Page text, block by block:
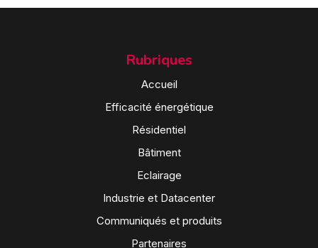
Rubriques
Accueil
Efficacité énergétique
Résidentiel
Bâtiment
Eclairage
Industrie et Datacenter
Communiqués et produits
Partenaires